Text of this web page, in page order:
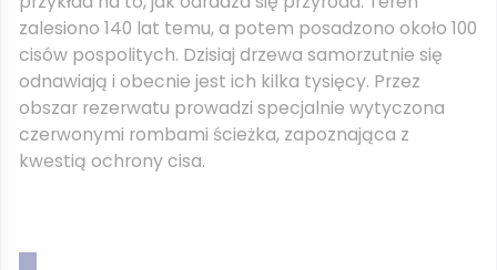
zalesiono 140 lat temu, a potem posadzono około 100
cisów pospolitych. Dzisiaj drzewa samorzutnie się
odnawiają i obecnie jest ich kilka tysięcy. Przez
obszar rezerwatu prowadzi specjalnie wytyczona
czerwonymi rombami ścieżka, zapoznająca z
kwestią ochrony cisa.